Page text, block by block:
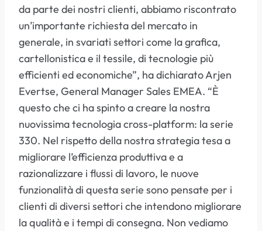
da parte dei nostri clienti, abbiamo riscontrato
un’importante richiesta del mercato in
generale, in svariati settori come la grafica,
cartellonistica e il tessile, di tecnologie più
efficienti ed economiche”, ha dichiarato Arjen
Evertse, General Manager Sales EMEA. “È
questo che ci ha spinto a creare la nostra
nuovissima tecnologia cross-platform: la serie
330. Nel rispetto della nostra strategia tesa a
migliorare l’efficienza produttiva e a
razionalizzare i flussi di lavoro, le nuove
funzionalità di questa serie sono pensate per i
clienti di diversi settori che intendono migliorare
la qualità e i tempi di consegna. Non vediamo